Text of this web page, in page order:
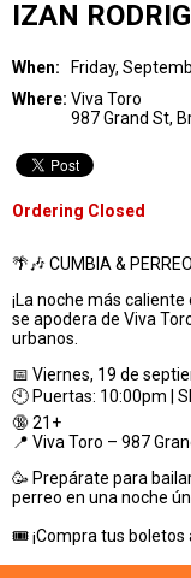
IZAN
When:
Friday,
Where: Viva Toro
987 Grand St,
Ordering Closed
🌴🎶 CUMBIA &
¡La noche más caliente
se apodera de Viva
urbanos.
📅 Viernes, 19 de
🕙 Puertas: 10:00pm |
🔞 21+
📍 Viva Toro – 987
🥳 Prepárate para
perreo en una noche
🎟 ¡Compra tus boletos